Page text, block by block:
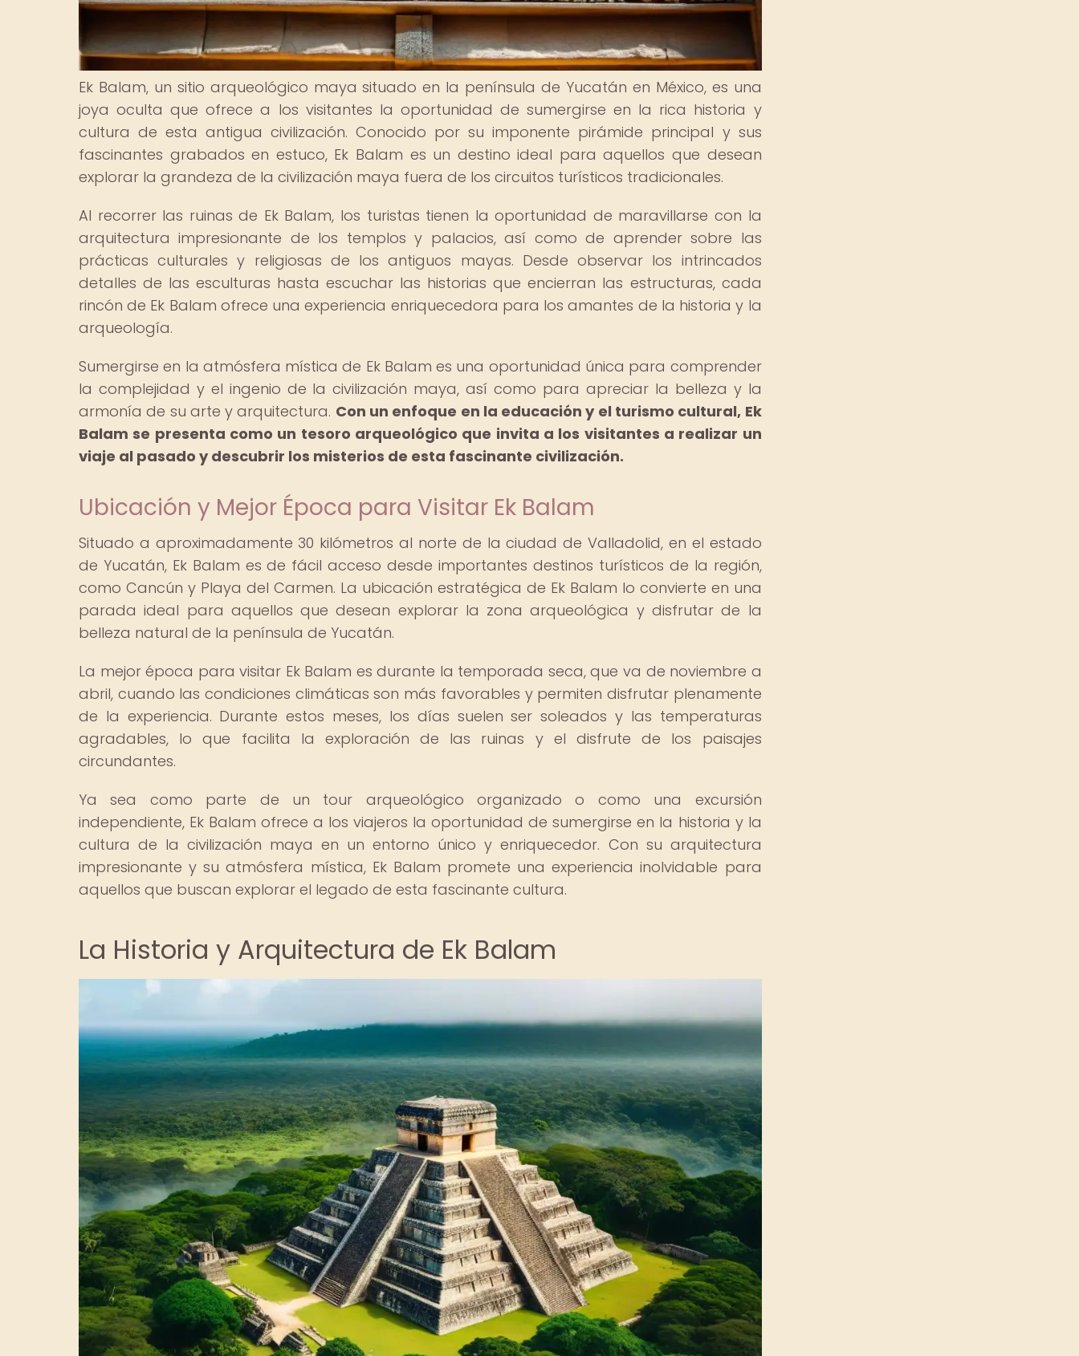
Ek Balam, un sitio arqueológico maya situado en la península de Yucatán en México, es una
joya oculta que ofrece a los visitantes la oportunidad de sumergirse en la rica historia y
cultura de esta antigua civilización. Conocido por su imponente pirámide principal y sus
fascinantes grabados en estuco, Ek Balam es un destino ideal para aquellos que desean
explorar la grandeza de la civilización maya fuera de los circuitos turísticos tradicionales.
Al recorrer las ruinas de Ek Balam, los turistas tienen la oportunidad de maravillarse con la
arquitectura impresionante de los templos y palacios, así como de aprender sobre las
prácticas culturales y religiosas de los antiguos mayas. Desde observar los intrincados
detalles de las esculturas hasta escuchar las historias que encierran las estructuras, cada
rincón de Ek Balam ofrece una experiencia enriquecedora para los amantes de la historia y la
arqueología.
Sumergirse en la atmósfera mística de Ek Balam es una oportunidad única para comprender
la complejidad y el ingenio de la civilización maya, así como para apreciar la belleza y la
armonía de su arte y arquitectura. Con un enfoque en la educación y el turismo cultural, Ek
Balam se presenta como un tesoro arqueológico que invita a los visitantes a realizar un
viaje al pasado y descubrir los misterios de esta fascinante civilización.
Ubicación y Mejor Época para Visitar Ek Balam
Situado a aproximadamente 30 kilómetros al norte de la ciudad de Valladolid, en el estado
de Yucatán, Ek Balam es de fácil acceso desde importantes destinos turísticos de la región,
como Cancún y Playa del Carmen. La ubicación estratégica de Ek Balam lo convierte en una
parada ideal para aquellos que desean explorar la zona arqueológica y disfrutar de la
belleza natural de la península de Yucatán.
La mejor época para visitar Ek Balam es durante la temporada seca, que va de noviembre a
abril, cuando las condiciones climáticas son más favorables y permiten disfrutar plenamente
de la experiencia. Durante estos meses, los días suelen ser soleados y las temperaturas
agradables, lo que facilita la exploración de las ruinas y el disfrute de los paisajes
circundantes.
Ya sea como parte de un tour arqueológico organizado o como una excursión
independiente, Ek Balam ofrece a los viajeros la oportunidad de sumergirse en la historia y la
cultura de la civilización maya en un entorno único y enriquecedor. Con su arquitectura
impresionante y su atmósfera mística, Ek Balam promete una experiencia inolvidable para
aquellos que buscan explorar el legado de esta fascinante cultura.
La Historia y Arquitectura de Ek Balam